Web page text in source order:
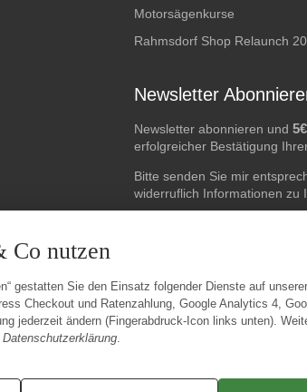
Motorsägenkurse
Rahmsdorf Shop Relaunch
Newsletter
Newsletter abonnieren und 5€
erfolgreicher Bestätigung
Bitte senden Sie mir
widerruflich Informationen zu
Co nutzen
gestatten Sie den Einsatz folgender Dienste auf
Checkout und Ratenzahlung, Google Analytics 4,
jederzeit ändern (Fingerabdruck-Icon links unten).
Datenschutzerklärung.